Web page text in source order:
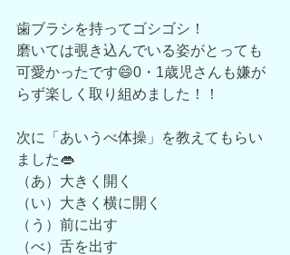
歯ブラシを持ってゴシゴシ！
磨いては覗き込んでいる姿がとっても
可愛かったです😄0・1歳児さんも嫌が
らず楽しく取り組めました！！
次に「あいうべ体操」を教えてもらい
ました👄
（あ）大きく開く
（い）大きく横に開く
（う）前に出す
（べ）舌を出す